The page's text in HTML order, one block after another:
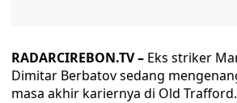
RADARCIREBON.TV – Eks striker
Dimitar Berbatov sedang
masa akhir kariernya di Old Trafford.